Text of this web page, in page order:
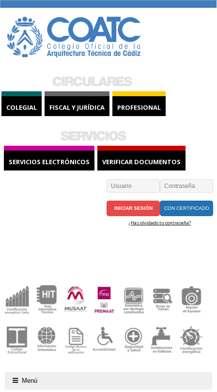
COLEGIAL FISCAL Y JURÍDICA PROFESIONAL
SERVICIOS ELECTRÓNICOS VERIFICAR DOCUMENTOS
CON CERTIFICADO
¿Has olvidado tu contraseña?
Menú